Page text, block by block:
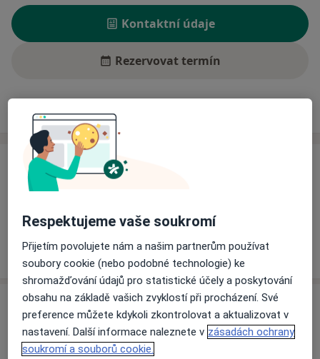
Kontaktní údaje
Rezervovat termín
Ceník Adresy
Ceník
Informace o službách a cenách nejsou k dispozici
Tento specialista ještě nepřidával žádné informace o
svých službách.
Adresa
Krajská nemocnice T. Bati
Havlíčkovo nábřeží 600,
Respektujeme vaše soukromí
Přijetím povolujete nám a našim partnerům používat
soubory cookie (nebo podobné technologie) ke
shromažďování údajů pro statistické účely a poskytování
obsahu na základě vašich zvyklostí při procházení. Své
preference můžete kdykoli zkontrolovat a aktualizovat v
nastavení. Další informace naleznete v zásadách ochrany
soukromí a souborů cookie.